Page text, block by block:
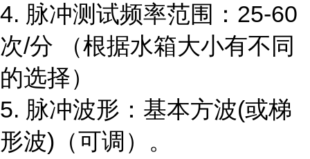
4. 脉冲测试频率范围：25-60
次/分 （根据水箱大小有不同
的选择）
5. 脉冲波形：基本方波(或梯
形波)（可调）。